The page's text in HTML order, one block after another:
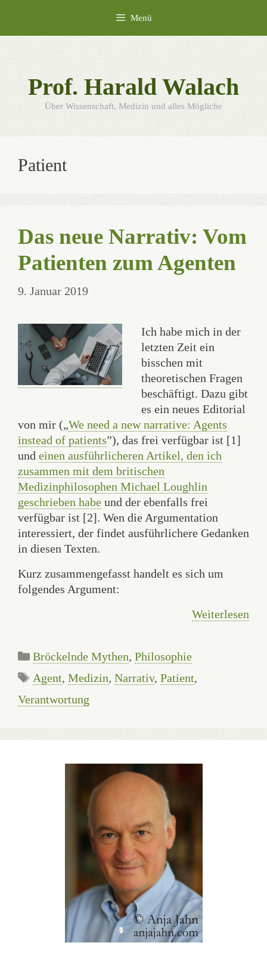
springen
Menü
Prof. Harald Walach
Über Wissenschaft, Medizin und alles Mögliche
Patient
Das neue Narrativ: Vom
Patienten zum Agenten
9. Januar 2019
Ich habe mich in der
letzten Zeit ein
bisschen mit
theoretischen Fragen
beschäftigt. Dazu gibt
es ein neues Editorial
von mir („We need a new narrative: Agents
instead of patients”), das frei verfügbar ist [1]
und einen ausführlicheren Artikel, den ich
zusammen mit dem britischen
Medizinphilosophen Michael Loughlin
geschrieben habe und der ebenfalls frei
verfügbar ist [2]. Wen die Argumentation
interessiert, der findet ausführlichere Gedanken
in diesen Texten.
Kurz zusammengefasst handelt es sich um
folgendes Argument:
Weiterlesen
Kategorien
Bröckelnde Mythen, Philosophie
Schlagwörter
Agent, Medizin, Narrativ, Patient,
Verantwortung